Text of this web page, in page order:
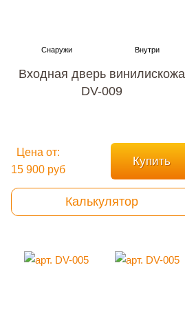
Входная дверь винилискожа
DV-009
Цена от:
15 900 руб
Купить
Калькулятор